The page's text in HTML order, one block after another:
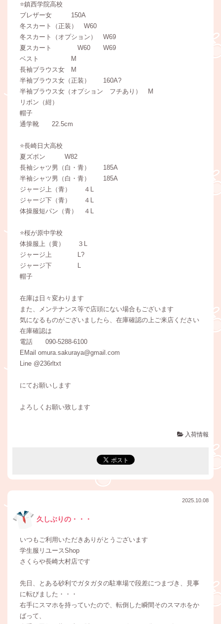
⭐️鎮西学院高校
ブレザー女 150A
冬スカート（正装） W60
冬スカート（オプション） W69
夏スカート W60 W69
ベスト M
長袖ブラウス女 M
半袖ブラウス女（正装） 160A?
半袖ブラウス女（オプション フチあり） M
リボン（紺）
帽子
通学靴 22.5cm
⭐️長崎日大高校
夏ズボン W82
長袖シャツ男（白・青） 185A
半袖シャツ男（白・青） 185A
ジャージ上（青） ４L
ジャージ下（青） ４L
体操服短パン（青） ４L
⭐️桜が原中学校
体操服上（黄） ３L
ジャージ上 L?
ジャージ下 L
帽子
在庫は日々変わります
また、メンテナンス等で店頭にない場合もございます
気になるものがございましたら、在庫確認の上ご来店ください
在庫確認は
電話 090-5288-6100
EMail omura.sakuraya@gmail.com
Line @236rltxt
にてお願いします
よろしくお願い致します
入荷情報
2025.10.08
久しぶりの・・・
いつもご利用いただきありがとうございます
学生服リユースShop
さくらや長崎大村店です
先日、とある砂利でガタガタの駐車場で段差につまづき、見事
に転びました・・・
右手にスマホを持っていたので、転倒した瞬間そのスマホをか
ばって、